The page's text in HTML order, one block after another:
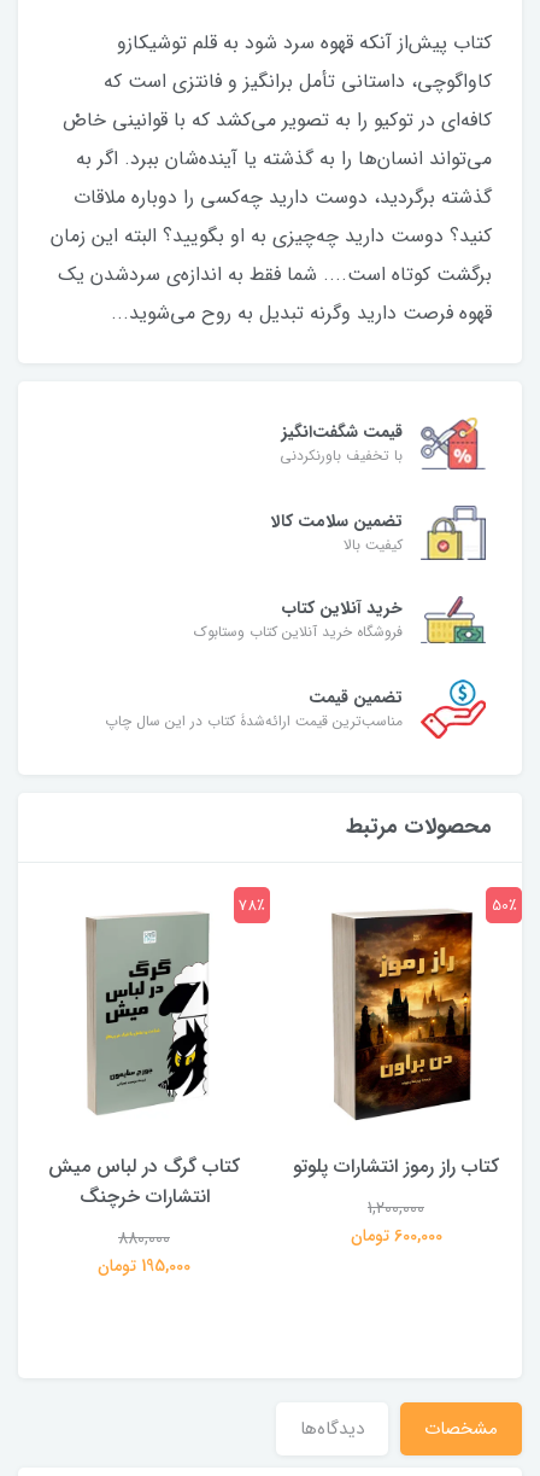
کتاب پیش‌از آنکه قهوه سرد شود به قلم توشیکازو
کاواگوچی، داستانی تأمل برانگیز و فانتزی است که
کافه‌ای در توکیو را به تصویر می‌کشد که با قوانینی خاصْ
می‌تواند انسان‌ها را به گذشته یا آینده‌شان ببرد. اگر به
گذشته برگردید، دوست دارید چه‌کسی را دوباره ملاقات
کنید؟ دوست دارید چه‌چیزی به او بگویید؟ البته این زمان
برگشت کوتاه است.... شما فقط به اندازه‌ی سردشدن یک
قهوه فرصت دارید وگرنه تبدیل به روح می‌شوید...
قیمت شگفت‌انگیز
با تخفیف باورنکردنی
تضمین سلامت کالا
کیفیت بالا
خرید آنلاین کتاب
فروشگاه خرید آنلاین کتاب وستابوک
تضمین قیمت
مناسب‌ترین قیمت ارائه‌شدۀ کتاب در این سال چاپ
محصولات مرتبط
کتاب راز رموز انتشارات پلوتو
1,200,000
600,000 تومان
50٪
کتاب گرگ در لباس میش
انتشارات خرچنگ
880,000
195,000 تومان
78٪
مشخصات دیدگاه‌ها